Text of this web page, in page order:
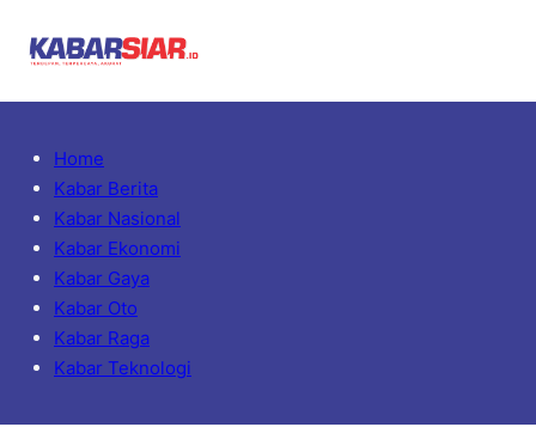
Home
Kabar Berita
Kabar Nasional
Kabar Ekonomi
Kabar Gaya
Kabar Oto
Kabar Raga
Kabar Teknologi